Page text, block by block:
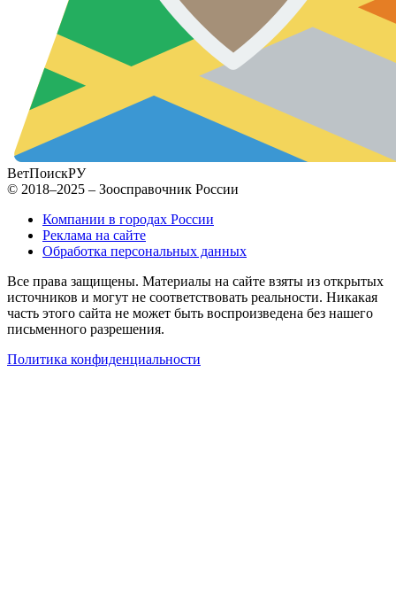
ВетПоискРУ
© 2018–2025 – Зоосправочник России
Компании в городах России
Реклама на сайте
Обработка персональных данных
Все права защищены. Материалы на сайте взяты из открытых
источников и могут не соответствовать реальности. Никакая
часть этого сайта не может быть воспроизведена без нашего
письменного разрешения.
Политика конфиденциальности